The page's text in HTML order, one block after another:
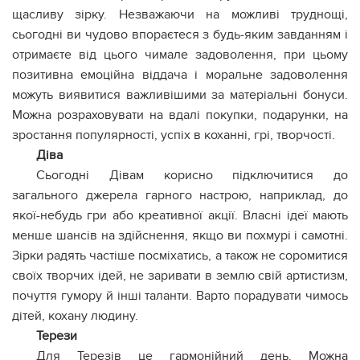
щасливу зірку. Незважаючи на можливі труднощі,
сьогодні ви чудово впораєтеся з будь-яким завданням і
отримаєте від цього чимале задоволення, при цьому
позитивна емоційна віддача і моральне задоволення
можуть виявитися важливішими за матеріальні бонуси.
Можна розраховувати на вдалі покупки, подарунки, на
зростання популярності, успіх в коханні, грі, творчості.
Діва
Сьогодні Дівам корисно підключитися до
загального джерела гарного настрою, наприклад, до
якої-небудь гри або креативної акції. Власні ідеї мають
менше шансів на здійснення, якщо ви похмурі і самотні.
Зірки радять частіше посміхатись, а також не соромитися
своїх творчих ідей, не заривати в землю свій артистизм,
почуття гумору й інші таланти. Варто порадувати чимось
дітей, кохану людину.
Терези
Для Терезів це гармонійний день. Можна